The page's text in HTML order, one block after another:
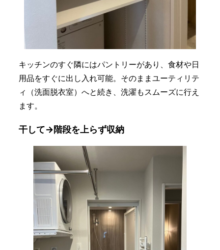
キッチンのすぐ隣にはパントリーがあり、食材や日
用品をすぐに出し入れ可能。そのままユーティリテ
ィ（洗面脱衣室）へと続き、洗濯もスムーズに行え
ます。
干して→階段を上らず収納